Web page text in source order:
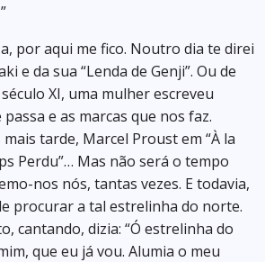
por aqui me fico. Noutro dia te direi
e da sua “Lenda de Genji”. Ou de
XI, uma mulher escreveu
e as marcas que nos faz.
tarde, Marcel Proust em “À la
Perdu”… Mas não será o tempo
nos nós, tantas vezes. E todavia,
procurar a tal estrelinha do norte.
cantando, dizia: “Ó estrelinha do
que eu já vou. Alumia o meu